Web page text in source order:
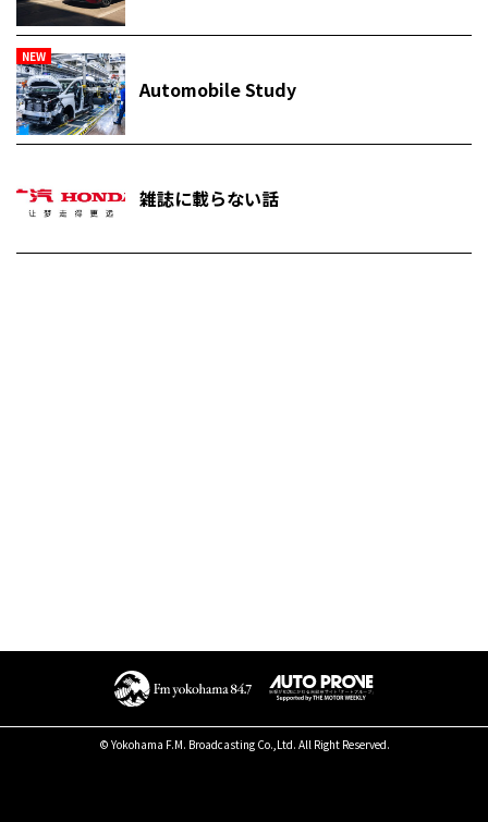
NEW
Automobile Study
雑誌に載らない話
© Yokohama F.M. Broadcasting Co.,Ltd. All Right Reserved.